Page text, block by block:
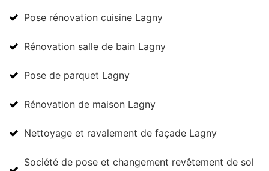
Pose rénovation cuisine Lagny
Rénovation salle de bain Lagny
Pose de parquet Lagny
Rénovation de maison Lagny
Nettoyage et ravalement de façade Lagny
Société de pose et changement revêtement de sol